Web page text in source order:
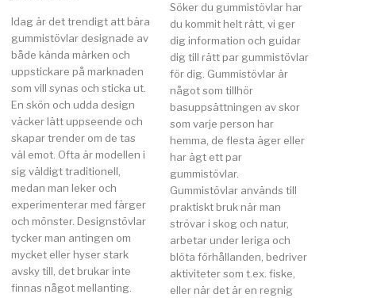
Idag är det trendigt att bära
gummistövlar designade av
både kända märken och
uppstickare på marknaden
som vill synas och sticka ut.
En skön och udda design
väcker lätt uppseende och
skapar trender om de tas
väl emot. Ofta är modellen i
sig väldigt traditionell,
medan man leker och
experimenterar med färger
och mönster. Designstövlar
tycker man antingen om
mycket eller hyser stark
avsky till, det brukar inte
finnas något mellanting.
Söker du gummistövlar har
du kommit helt rätt, vi ger
dig information och guidar
dig till rätt par gummistövlar
för dig. Gummistövlar är
något som tillhör
basuppsättningen av skor
som varje person har
hemma, de flesta äger eller
har ägt ett par
gummistövlar.
Gummistövlar används till
praktiskt bruk när man
strövar i skog och natur,
arbetar under leriga och
blöta förhållanden, bedriver
aktiviteter som t.ex. fiske,
eller när det är en regnig